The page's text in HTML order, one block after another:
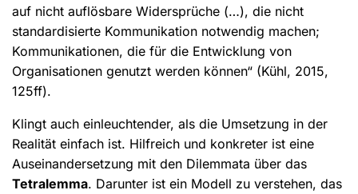
auf nicht auflösbare Widersprüche (…), die nicht
standardisierte Kommunikation notwendig machen;
Kommunikationen, die für die Entwicklung von
Organisationen genutzt werden können“ (Kühl, 2015,
125ff).
Klingt auch einleuchtender, als die Umsetzung in der
Realität einfach ist. Hilfreich und konkreter ist eine
Auseinandersetzung mit den Dilemmata über das
Tetralemma. Darunter ist ein Modell zu verstehen, das